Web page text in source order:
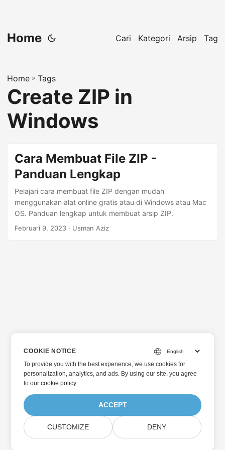
Home Cari Kategori Arsip Tag
Home » Tags
Create ZIP in
Windows
Cara Membuat File ZIP -
Panduan Lengkap
Pelajari cara membuat file ZIP dengan mudah
menggunakan alat online gratis atau di Windows atau Mac
OS. Panduan lengkap untuk membuat arsip ZIP.
Februari 9, 2023 · Usman Aziz
COOKIE NOTICE
To provide you with the best experience, we use cookies for
personalization, analytics, and ads. By using our site, you agree
toour cookie policy.
ACCEPT
CUSTOMIZE DENY